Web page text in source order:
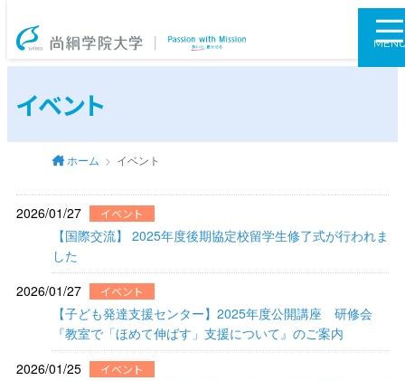
尚絅学院大学
イベント
ホーム イベント
2026/01/27 イベント
【国際交流】 2025年度後期協定校留学生修了式が行われま
した
2026/01/27
イベント
【子ども発達支援センター】2025年度公開講座 研修会
『教室で「ほめて伸ばす」支援について』のご案内
2026/01/25
イベント